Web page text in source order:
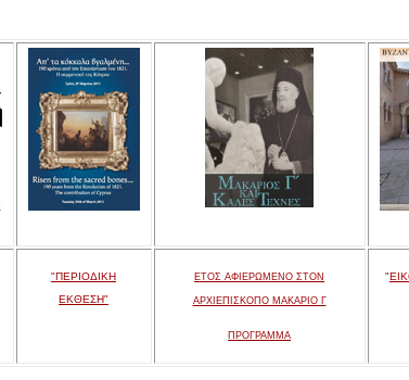
"ΠΕΡΙΟΔΙΚΗ
ΕΚΘΕΣΗ"
ΕΤΟΣ ΑΦΙΕΡΩΜΕΝΟ ΣΤΟΝ
ΑΡΧΙΕΠΙΣΚΟΠΟ ΜΑΚΑΡΙΟ Γ
ΠΡΟΓΡΑΜΜΑ
"